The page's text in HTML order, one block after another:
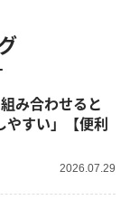
み合わせると
やすい」【便利
2026.07.29